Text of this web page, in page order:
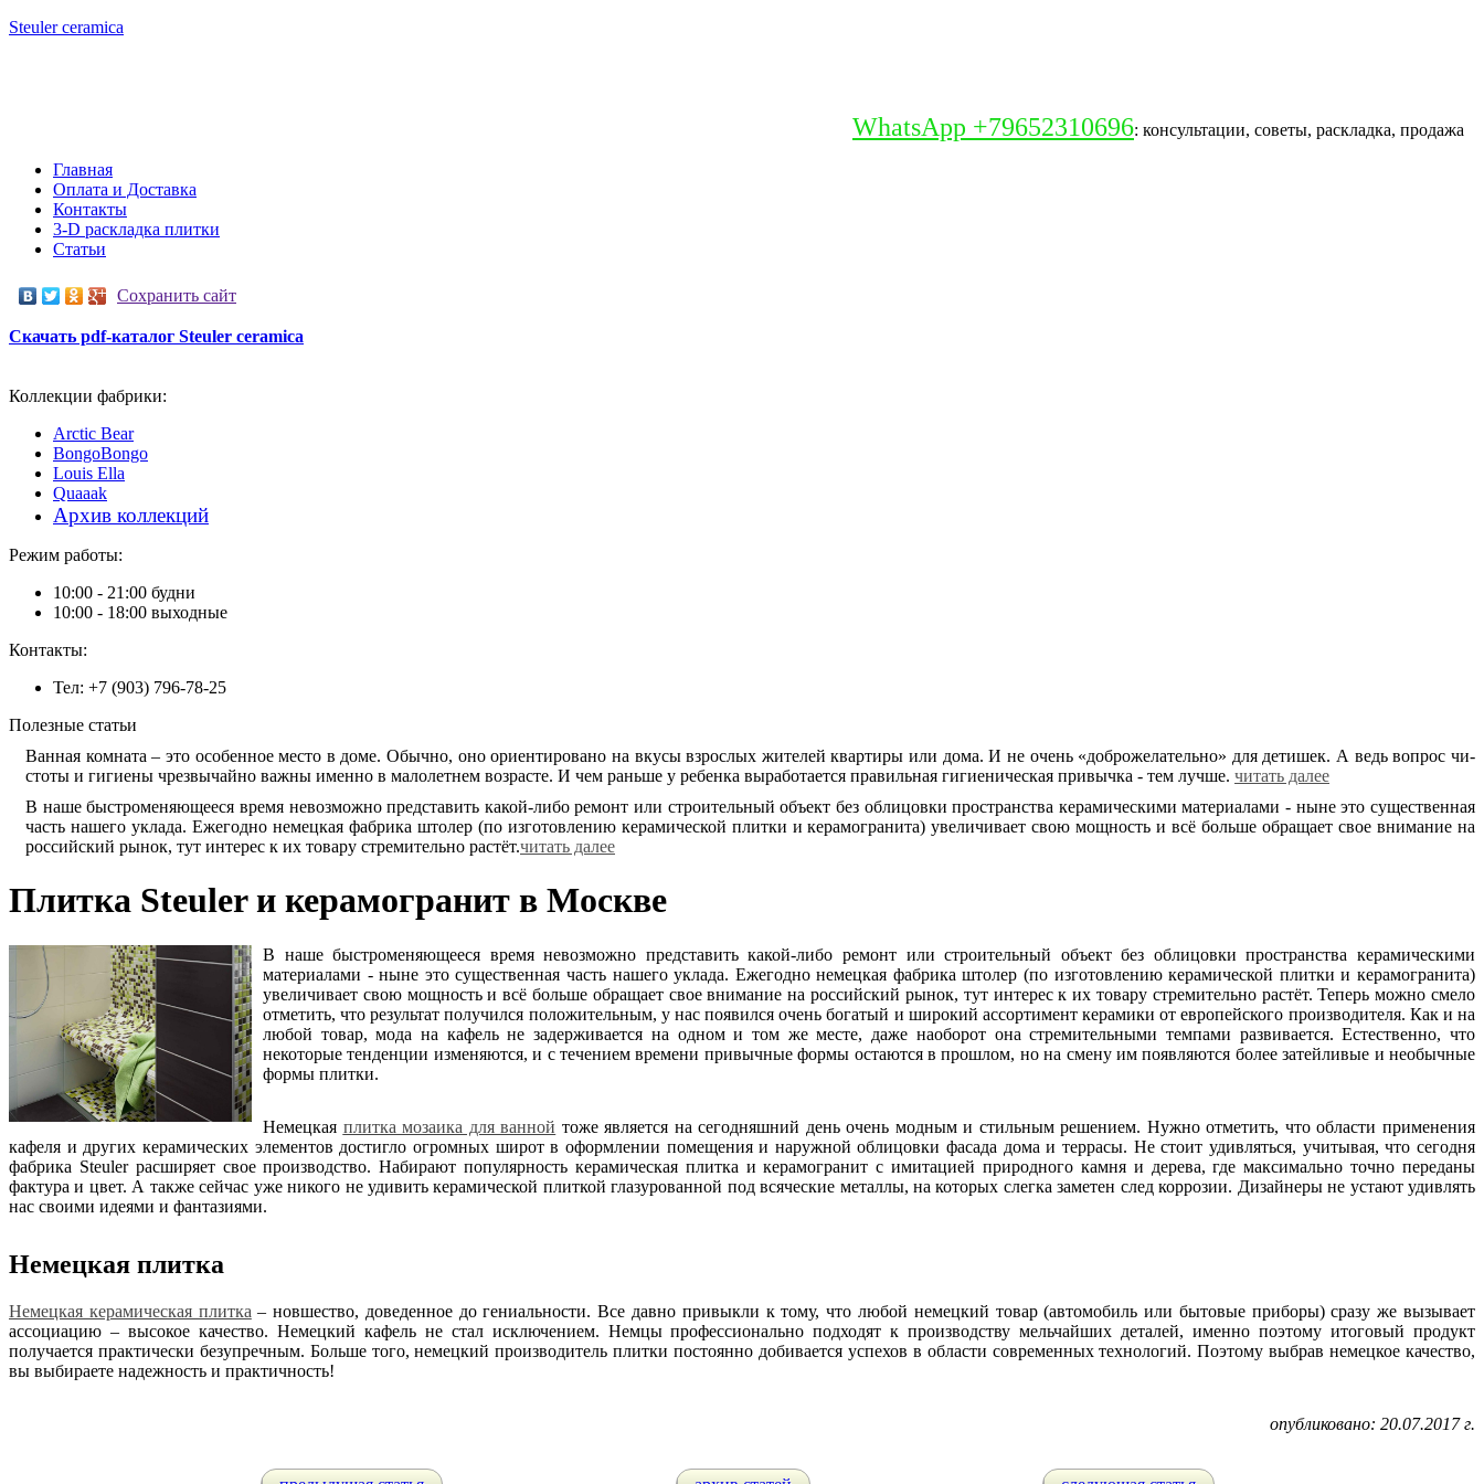
Steulerceramica
WhatsApp +79652310696: консультации, советы, раскладка, продажа
Главная
Оплата и Доставка
Контакты
3-D раскладка плитки
Статьи
Сохранить сайт
Скачать pdf-каталог Steuler ceramica
Коллекции фабрики:
Arctic Bear
BongoBongo
Louis Ella
Quaaak
Архив коллекций
Режим работы:
10:00 - 21:00 будни
10:00 - 18:00 выходные
Контакты:
Тел: +7 (903) 796-78-25
Полезные статьи
Ван­ная ком­на­та – это осо­бен­ное ме­сто в до­ме. Обыч­но, оно ори­ен­ти­ро­ва­но на вку­сы взрос­лых жи­те­лей квар­ти­ры или до­ма. И не очень «доб­ро­же­ла­тель­но» для де­ти­шек. А ведь во­прос чи­
сто­ты и ги­ги­е­ны чрез­вы­чай­но важ­ны имен­но в ма­ло­лет­нем воз­расте. И чем рань­ше у ре­бен­ка вы­ра­бо­та­ет­ся пра­виль­ная ги­ги­е­ни­че­ская при­выч­ка - тем луч­ше. читать далее
В на­ше быст­ро­ме­ня­ю­ще­е­ся вре­мя не­воз­мож­но пред­ста­вить ка­кой-ли­бо ре­монт или стро­и­тель­ный объ­ект без об­ли­цов­ки про­стран­ства ке­ра­ми­че­ски­ми ма­те­ри­а­ла­ми - ны­не это су­ще­ствен­ная
часть на­ше­го укла­да. Еже­год­но не­мец­кая фаб­ри­ка што­лер (по из­го­тов­ле­нию ке­ра­ми­че­ской плит­ки и ке­ра­мо­гра­ни­та) уве­ли­чи­ва­ет свою мощ­ность и всё боль­ше об­ра­ща­ет свое вни­ма­ние на
рос­сий­ский ры­нок, тут ин­те­рес к их то­ва­ру стре­ми­тель­но рас­тёт.читать далее
Плитка Steuler и керамогранит в Москве
В наше быстроменяющееся время невозможно представить какой-либо ремонт или строительный объект без облицовки пространства керамическими
материалами - ныне это существенная часть нашего уклада. Ежегодно немецкая фабрика штолер (по изготовлению керамической плитки и керамогранита)
увеличивает свою мощность и всё больше обращает свое внимание на российский рынок, тут интерес к их товару стремительно растёт. Теперь можно смело
отметить, что результат получился положительным, у нас появился очень богатый и широкий ассортимент керамики от европейского производителя. Как и на
любой товар, мода на кафель не задерживается на одном и том же месте, даже наоборот она стремительными темпами развивается. Естественно, что
некоторые тенденции изменяются, и с течением времени привычные формы остаются в прошлом, но на смену им появляются более затейливые и необычные
формы плитки.
Немецкая плитка мозаика для ванной тоже является на сегодняшний день очень модным и стильным решением. Нужно отметить, что области применения
кафеля и других керамических элементов достигло огромных широт в оформлении помещения и наружной облицовки фасада дома и террасы. Не стоит удивляться, учитывая, что сегодня
фабрика Steuler расширяет свое производство. Набирают популярность керамическая плитка и керамогранит с имитацией природного камня и дерева, где максимально точно переданы
фактура и цвет. А также сейчас уже никого не удивить керамической плиткой глазурованной под всяческие металлы, на которых слегка заметен след коррозии. Дизайнеры не устают удивлять
нас своими идеями и фантазиями.
Немецкая плитка
Немецкая керамическая плитка – новшество, доведенное до гениальности. Все давно привыкли к тому, что любой немецкий товар (автомобиль или бытовые приборы) сразу же вызывает
ассоциацию – высокое качество. Немецкий кафель не стал исключением. Немцы профессионально подходят к производству мельчайших деталей, именно поэтому итоговый продукт
получается практически безупречным. Больше того, немецкий производитель плитки постоянно добивается успехов в области современных технологий. Поэтому выбрав немецкое качество,
вы выбираете надежность и практичность!
опубликовано: 20.07.2017 г.